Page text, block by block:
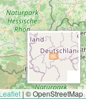
Leaflet | © OpenStreetMap